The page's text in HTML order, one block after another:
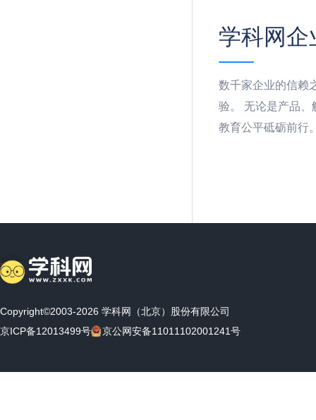
学科网企
数千家企业的信赖
验。 无论是产品
教育公平砥砺前行
Copyright©2003-2026 学科网（北京）股份有限公司
京ICP备12013499号
京公网安备11011102001241号